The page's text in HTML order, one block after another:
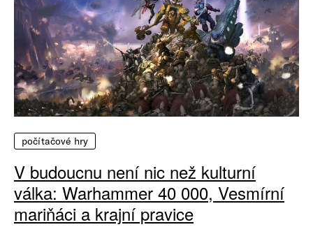
počítačové hry
V budoucnu není nic než kulturní
válka: Warhammer 40 000, Vesmírní
mariňáci a krajní pravice